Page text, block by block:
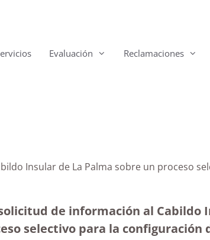
Evaluación Reclamaciones
Insular de La Palma sobre un proceso
de información al Cabildo
selectivo para la